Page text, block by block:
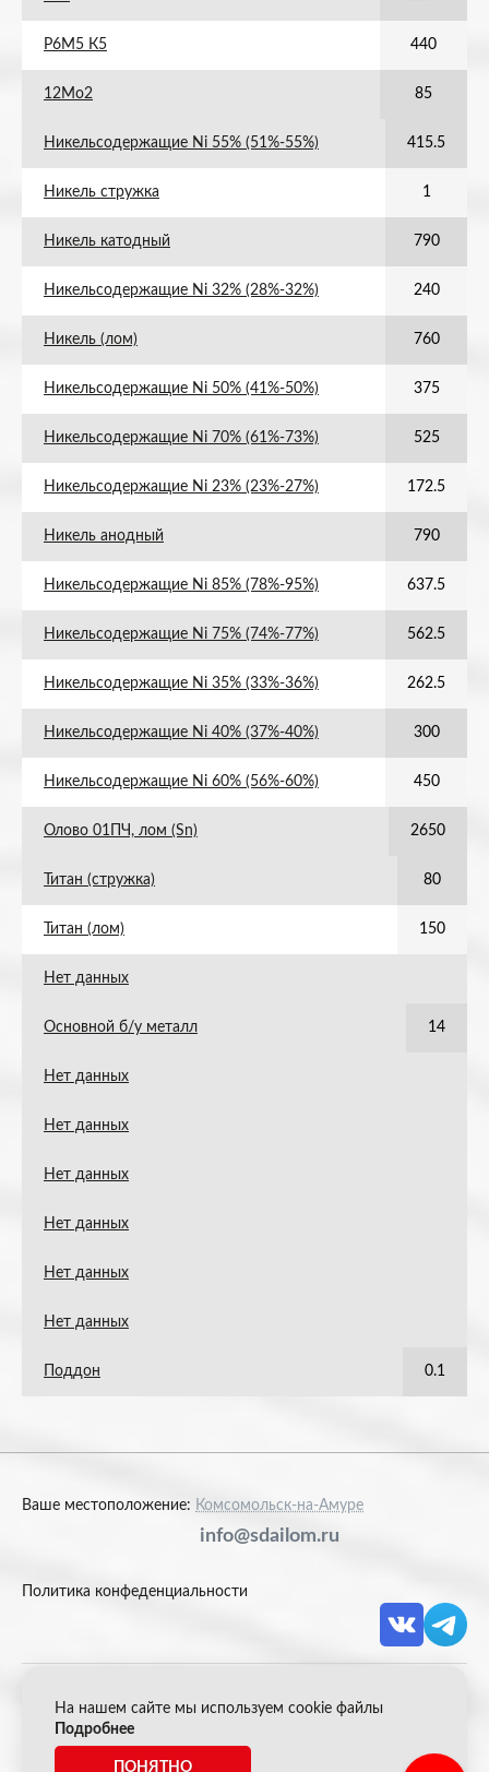
Р6М5 К5 440
12Мо2 85
Никельсодержащие Ni 55% (51%-55%) 415.5
Никель стружка 1
Никель катодный 790
Никельсодержащие Ni 32% (28%-32%) 240
Никель (лом) 760
Никельсодержащие Ni 50% (41%-50%) 375
Никельсодержащие Ni 70% (61%-73%) 525
Никельсодержащие Ni 23% (23%-27%) 172.5
Никель анодный 790
Никельсодержащие Ni 85% (78%-95%) 637.5
Никельсодержащие Ni 75% (74%-77%) 562.5
Никельсодержащие Ni 35% (33%-36%) 262.5
Никельсодержащие Ni 40% (37%-40%) 300
Никельсодержащие Ni 60% (56%-60%) 450
Олово 01ПЧ, лом (Sn) 2650
Титан (стружка) 80
Титан (лом) 150
Нет данных
Основной б/у металл 14
Нет данных
Нет данных
Нет данных
Нет данных
Нет данных
Нет данных
Поддон 0.1
Ваше местоположение: Комсомольск-на-Амуре
info@sdailom.ru
Политика конфеденциальности
© 2026 Акрон Скрап
На нашем сайте мы используем cookie файлы
Подробнее
ПОНЯТНО